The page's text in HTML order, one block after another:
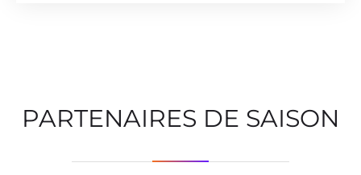
PARTENAIRES DE SAISON